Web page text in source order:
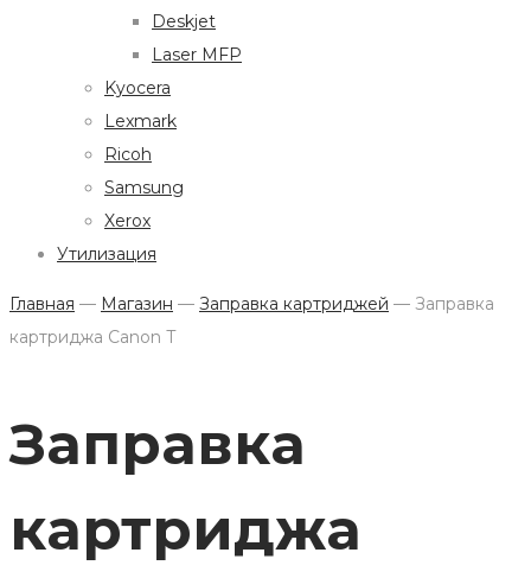
Deskjet
Laser MFP
Kyocera
Lexmark
Ricoh
Samsung
Xerox
Утилизация
Главная — Магазин — Заправка картриджей — Заправка
картриджа Canon T
Заправка
картриджа